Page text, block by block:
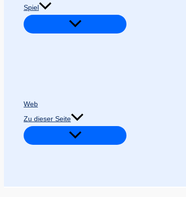
Spiel
Web
Zu dieser Seite